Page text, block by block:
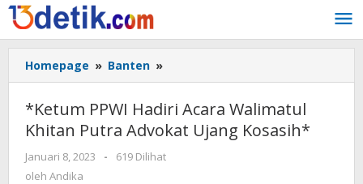
Lewati
ke
konten
Homepage » Banten »
PPWI
Acara
Walimatul
*Ketum PPWI Hadiri Acara Walimatul
Khitan Putra Advokat Ujang Kosasih*
Januari 8, 2023
oleh
-
619 Dilihat
oleh Andika